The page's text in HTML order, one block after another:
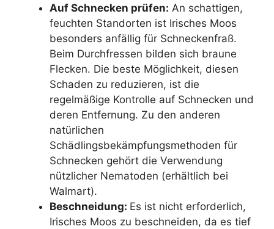
Auf Schnecken prüfen: An schattigen,
feuchten Standorten ist Irisches Moos
besonders anfällig für Schneckenfraß.
Beim Durchfressen bilden sich braune
Flecken. Die beste Möglichkeit, diesen
Schaden zu reduzieren, ist die
regelmäßige Kontrolle auf Schnecken und
deren Entfernung. Zu den anderen
natürlichen
Schädlingsbekämpfungsmethoden für
Schnecken gehört die Verwendung
nützlicher Nematoden (erhältlich bei
Walmart).
Beschneidung: Es ist nicht erforderlich,
Irisches Moos zu beschneiden, da es tief